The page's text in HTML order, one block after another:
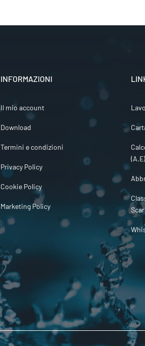
INFORMAZIONI
Il mio account
Download
Termini e condizioni
Privacy Policy
Cookie Policy
Marketing Policy
(A.E)